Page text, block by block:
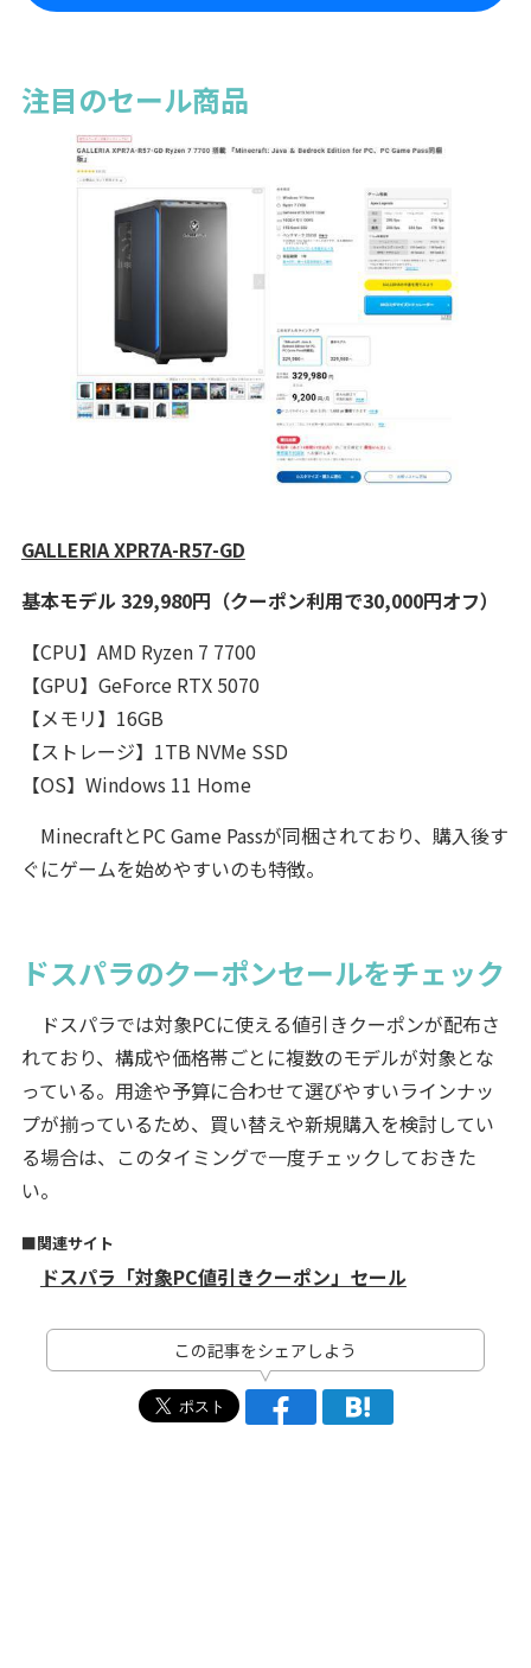
注目のセール商品
GALLERIA XPR7A-R57-GD
基本モデル 329,980円（クーポン利用で30,000円オフ）
【CPU】AMD Ryzen 7 7700
【GPU】GeForce RTX 5070
【メモリ】16GB
【ストレージ】1TB NVMe SSD
【OS】Windows 11 Home
MinecraftとPC Game Passが同梱されており、購入後す
ぐにゲームを始めやすいのも特徴。
ドスパラのクーポンセールをチェック
ドスパラでは対象PCに使える値引きクーポンが配布さ
れており、構成や価格帯ごとに複数のモデルが対象とな
っている。用途や予算に合わせて選びやすいラインナッ
プが揃っているため、買い替えや新規購入を検討してい
る場合は、このタイミングで一度チェックしておきた
い。
■関連サイト
ドスパラ「対象PC値引きクーポン」セール
この記事をシェアしよう